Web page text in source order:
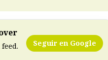
Seguir en Google